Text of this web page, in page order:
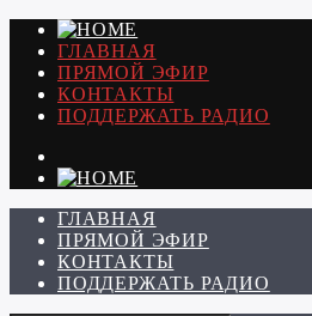
ГЛАВНАЯ
ПРЯМОЙ ЭФИР
КОНТАКТЫ
ПОДДЕРЖАТЬ РАДИО
ГЛАВНАЯ
ПРЯМОЙ ЭФИР
КОНТАКТЫ
ПОДДЕРЖАТЬ РАДИО